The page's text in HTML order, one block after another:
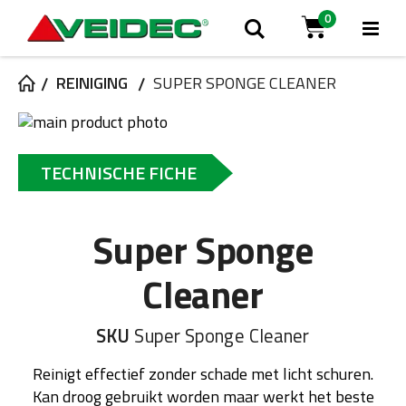
ZoekCart
0
REINIGING
SUPER SPONGE CLEANER
Ga
het
einde
van
afbeeldingen-
naar
begin
afbeeldingen-
TECHNISCHE FICHE
Super Sponge
Cleaner
SKU Super Sponge Cleaner
Reinigt effectief zonder schade met licht schuren.
Kan droog gebruikt worden maar werkt het beste